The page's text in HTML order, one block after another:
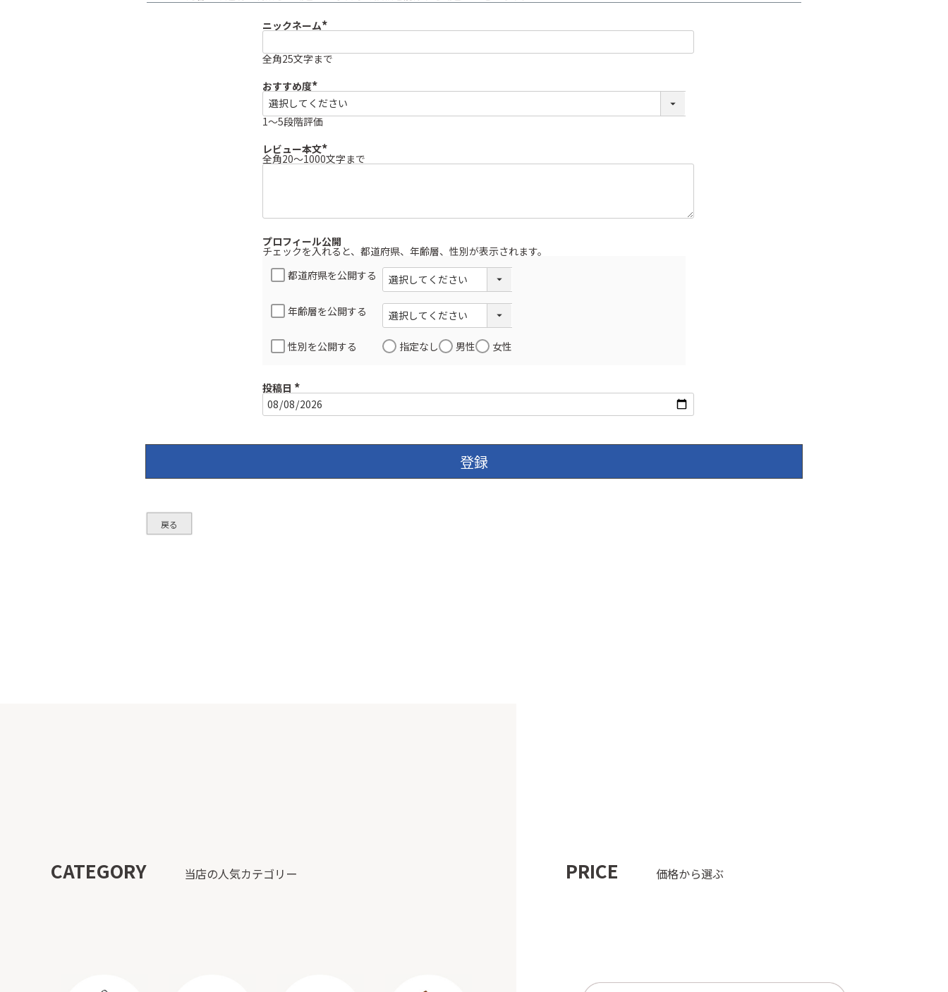
ニックネーム
須
全角25文字まで
おすすめ度
(
必
須
)
1～5段階評価
レビュー本文
(
必
全角20～1000文字まで
プロフィール公開
チェックを入れると、都道府県、年齢層、性別が表示されます。
都道府県を公開する
年齢層を公開する
性別を公開する 指定なし 男性 女性
投稿日
(
必
須
登録
戻る
CATEGORY 当店の人気カテゴリー PRICE 価格から選ぶ